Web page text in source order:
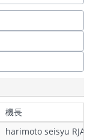
機長
harimoto seisyu